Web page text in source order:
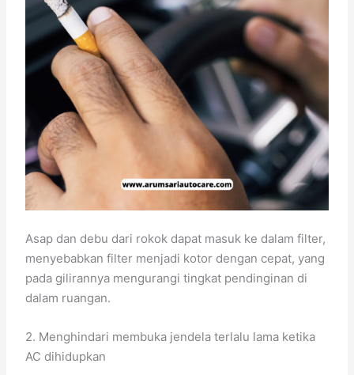
Asap dan debu dari rokok dapat masuk ke dalam filter,
menyebabkan filter menjadi kotor dengan cepat, yang
pada gilirannya mengurangi tingkat pendinginan di
dalam ruangan.
2. Menghindari membuka jendela terlalu lama ketika
AC dihidupkan